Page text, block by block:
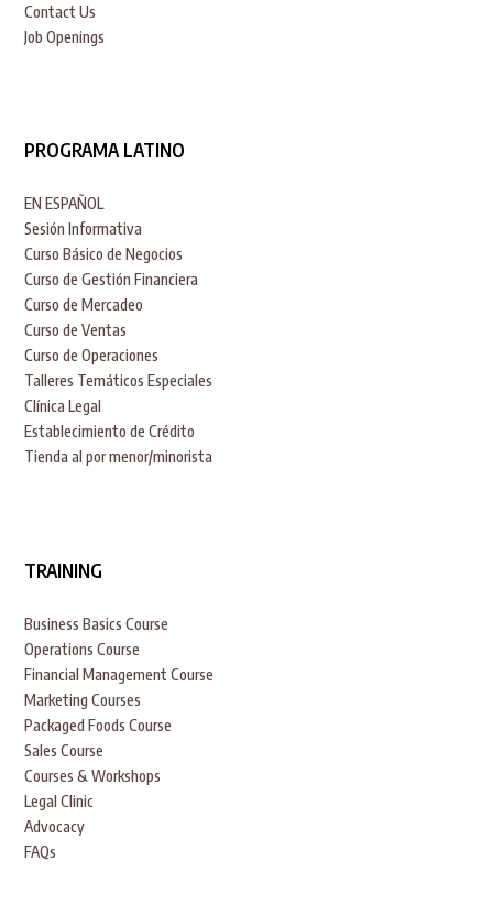
Contact Us
Job Openings
PROGRAMA LATINO
EN ESPAÑOL
Sesión Informativa
Curso Básico de Negocios
Curso de Gestión Financiera
Curso de Mercadeo
Curso de Ventas
Curso de Operaciones
Talleres Temáticos Especiales
Clínica Legal
Establecimiento de Crédito
Tienda al por menor/minorista
TRAINING
Business Basics Course
Operations Course
Financial Management Course
Marketing Courses
Packaged Foods Course
Sales Course
Courses & Workshops
Legal Clinic
Advocacy
FAQs